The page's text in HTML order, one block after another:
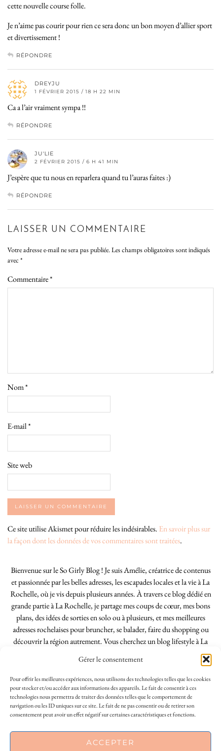
This site uses cookies to deliver its services
Gérer le consentement
Pour offrir les meilleures expériences, nous utilisons des technologies telles que les cookies
pour stocker et/ou accéder aux informations des appareils. Le fait de consentir à ces
technologies nous permettra de traiter des données telles que le comportement de
navigation ou les ID uniques sur ce site. Le fait de ne pas consentir ou de retirer son
consentement peut avoir un effet négatif sur certaines caractéristiques et fonctions.
ACCEPTER
cette nouvelle course folle.
Je n’aime pas courir pour rien ce sera donc un bon moyen d’allier sport
et divertissement !
RÉPONDRE
DREYJU
1 FÉVRIER 2015 / 18 H 22 MIN
Ca a l’air vraiment sympa !!
RÉPONDRE
JU'LIE
2 FÉVRIER 2015 / 6 H 41 MIN
J’espère que tu nous en reparlera quand tu l’auras faites :)
RÉPONDRE
LAISSER UN COMMENTAIRE
Votre adresse e-mail ne sera pas publiée.Les champs obligatoires sont indiqués
avec *
Commentaire*
Nom*
E-mail*
Site web
Ce site utilise Akismet pour réduire les indésirables. En savoir plus sur
la façon dont les données de vos commentaires sont traitées.
Bienvenue sur le So Girly Blog ! Je suis Amélie, créatrice de contenus
et passionnée par les belles adresses, les escapades locales et la vie à La
Rochelle, où je vis depuis plusieurs années. À travers ce blog dédié en
grande partie à La Rochelle, je partage mes coups de cœur, mes bons
plans, des idées de sorties en solo ou à plusieurs, et mes meilleures
adresses rochelaises pour bruncher, se balader, faire du shopping ou
découvrir la région autrement. Vous cherchez un blog lifestyle à La
Rochelle, tenu par une locale ? Vous êtes au bon endroit. Que vous
soyez Rochelais·e ou de passage dans notre belle ville, j’espère que mes
articles vous aideront à profiter de La Rochelle comme un·e vrai·e
initié·e. !